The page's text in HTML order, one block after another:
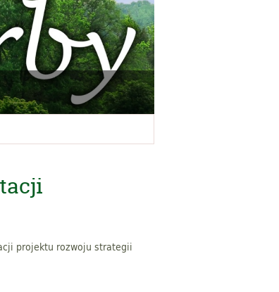
projektu rozwoju strategii